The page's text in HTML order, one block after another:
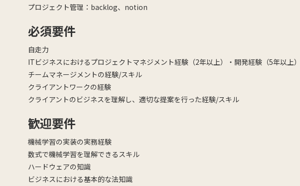
プロジェクト管理：backlog、notion
必須要件
自走力
ITビジネスにおけるプロジェクトマネジメント経験（2年以上）・開発経験（5年以上
チームマネージメントの経験/スキル
クライアントワークの経験
クライアントのビジネスを理解し、適切な提案を行った経験/スキル
歓迎要件
機械学習の実装の実務経験
数式で機械学習を理解できるスキル
ハードウェアの知識
ビジネスにおける基本的な法知識